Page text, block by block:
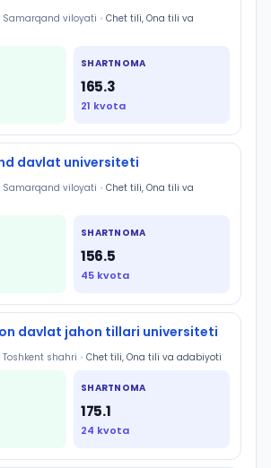
Samarqand viloyati • Chet tili, Ona tili va
SHARTNOMA
165.3
21 kvota
davlat universiteti
Samarqand viloyati • Chet tili, Ona tili va
SHARTNOMA
156.5
45 kvota
davlat jahon tillari universiteti
Toshkent shahri • Chet tili, Ona tili va adabiyoti
SHARTNOMA
175.1
24 kvota